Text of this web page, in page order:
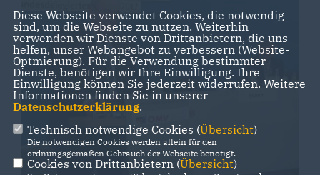
Diese Webseite verwendet Cookies, die notwendig
sind, um die Webseite zu nutzen. Weiterhin
verwenden wir Dienste von Drittanbietern, die uns
helfen, unser Webangebot zu verbessern (Website-
Optmierung). Für die Verwendung bestimmter
Dienste, benötigen wir Ihre Einwilligung. Ihre
Einwilligung können Sie jederzeit widerrufen. Weitere
Informationen finden Sie in unserer
Datenschutzerklärung.
Technisch notwendige Cookies (Übersicht)
Die notwendigen Cookies werden allein für den
ordnungsgemäßen Gebrauch der Webseite benötigt.
Cookies von Drittanbietern (Übersicht)